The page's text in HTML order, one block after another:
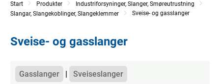
Start Produkter
Industriforsyninger, Slanger, Smøreutrustning
Slangar, Slangekoblinger, Slangeklemmer
Sveise- og gasslanger
Sveise- og gasslanger
Kategorier
Gasslanger Sveiseslanger